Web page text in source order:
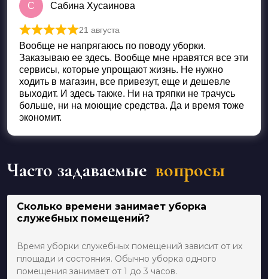
С Сабина Хусаинова
Оценка из 5
21 августа
Вообще не напрягаюсь по поводу уборки.
Заказываю ее здесь. Вообще мне нравятся все эти
сервисы, которые упрощают жизнь. Не нужно
ходить в магазин, все привезут, еще и дешевле
выходит. И здесь также. Ни на тряпки не трачусь
больше, ни на моющие средства. Да и время тоже
экономит.
Часто задаваемые вопросы
Сколько времени занимает уборка
служебных помещений?
Время уборки служебных помещений зависит от их
площади и состояния. Обычно уборка одного
помещения занимает от 1 до 3 часов.